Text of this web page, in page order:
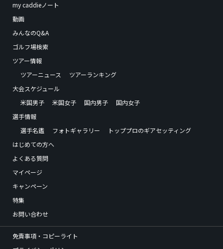
my caddieノート
動画
みんなのQ&A
ゴルフ場検索
ツアー情報
ツアーニュース
ツアーランキング
大会スケジュール
米国男子
米国女子 国内男子
国内女子
選手情報
選手名鑑
フォトギャラリー
トッププロのギアセッティング
はじめての方へ
よくある質問
マイページ
キャンペーン
特集
お問い合わせ
免責事項・コピーライト